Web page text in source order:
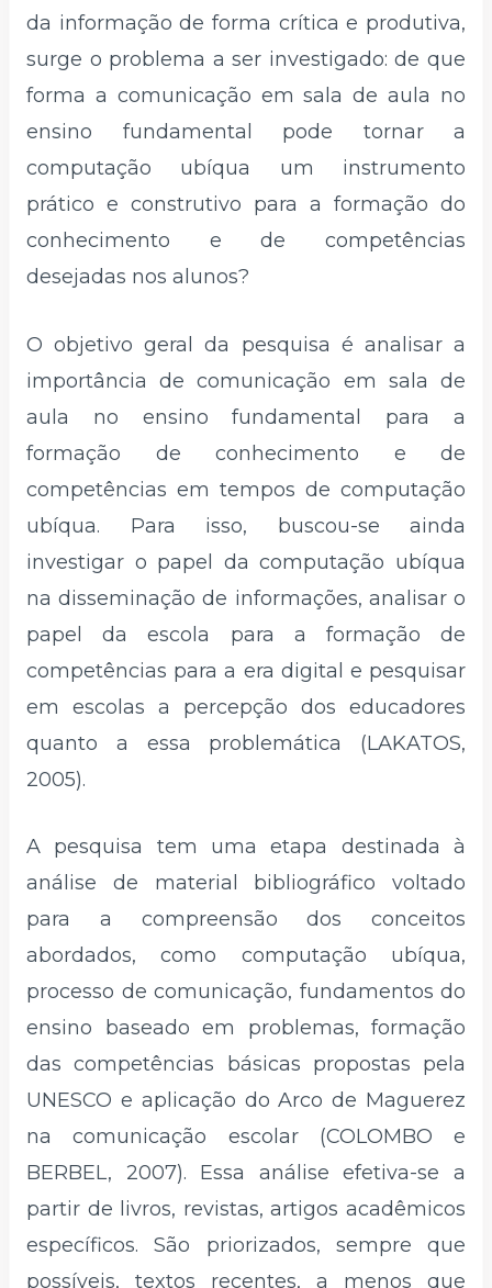
da informação de forma crítica e produtiva,
surge o problema a ser investigado: de que
forma a comunicação em sala de aula no
ensino fundamental pode tornar a
computação ubíqua um instrumento
prático e construtivo para a formação do
conhecimento e de competências
desejadas nos alunos?
O objetivo geral da pesquisa é analisar a
importância de comunicação em sala de
aula no ensino fundamental para a
formação de conhecimento e de
competências em tempos de computação
ubíqua. Para isso, buscou-se ainda
investigar o papel da computação ubíqua
na disseminação de informações, analisar o
papel da escola para a formação de
competências para a era digital e pesquisar
em escolas a percepção dos educadores
quanto a essa problemática (LAKATOS,
2005).
A pesquisa tem uma etapa destinada à
análise de material bibliográfico voltado
para a compreensão dos conceitos
abordados, como computação ubíqua,
processo de comunicação, fundamentos do
ensino baseado em problemas, formação
das competências básicas propostas pela
UNESCO e aplicação do Arco de Maguerez
na comunicação escolar (COLOMBO e
BERBEL, 2007). Essa análise efetiva-se a
partir de livros, revistas, artigos acadêmicos
específicos. São priorizados, sempre que
possíveis, textos recentes, a menos que